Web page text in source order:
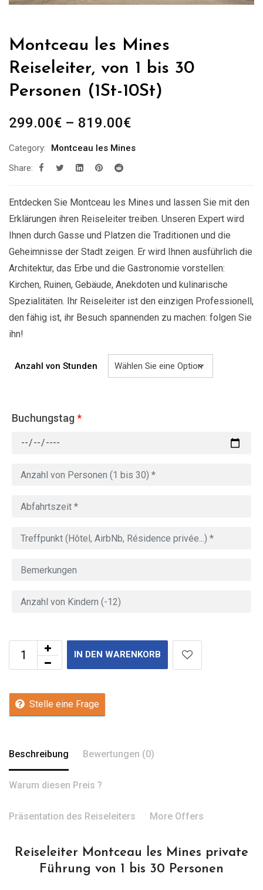
Montceau les Mines
Reiseleiter, von 1 bis 30
Personen (1St-10St)
299.00€ – 819.00€Preisspanne:
bis
Category:
Montceau les Mines
Share:
Entdecken Sie Montceau les Mines und lassen Sie mit den
Erklärungen ihren Reiseleiter treiben. Unseren Expert wird
Ihnen durch Gasse und Platzen die Traditionen und die
Geheimnisse der Stadt zeigen. Er wird Ihnen ausführlich die
Architektur, das Erbe und die Gastronomie vorstellen:
Kirchen, Ruinen, Gebäude, Anekdoten und kulinarische
Spezialitäten. Ihr Reiseleiter ist den einzigen Professionell,
den fähig ist, ihr Besuch spannenden zu machen: folgen Sie
ihn!
Anzahl von Stunden
Buchungstag*
IN DEN WARENKORB
Stelle eine Frage
Beschreibung Bewertungen (0)
Warum diesen Preis ?
Präsentation des Reiseleiters More Offers
Reiseleiter Montceau les Mines private
Führung von 1 bis 30 Personen